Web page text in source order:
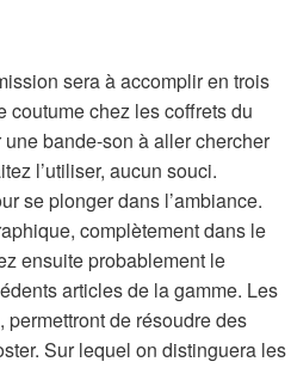
sera à accomplir en trois
coutume chez les coffrets du
bande-son à aller chercher
l’utiliser, aucun souci.
se plonger dans l’ambiance.
complètement dans le
ensuite probablement le
articles de la gamme. Les
permettront de résoudre des
Sur lequel on distinguera les